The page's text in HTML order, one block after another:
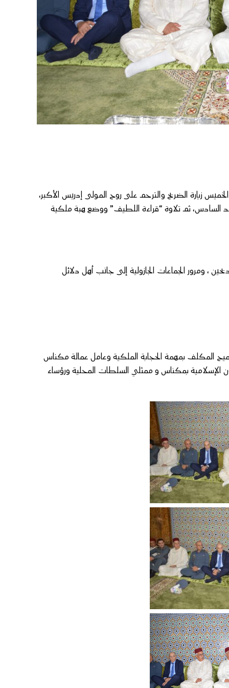
زيارة الضريح والترحم على روح المولى إدريس الأكبر،
السادس، ثم تلاوة “قراءة اللطيف” ووضع هبة ملكية
، ومرور الجماعات الجازولية إلى جانب أهل دلائل
المكلف بمهمة الحجابة الملكية وعامل عمالة مكناس
الإسلامية بمكناس و ممثلي السلطات المحلية ورؤساء